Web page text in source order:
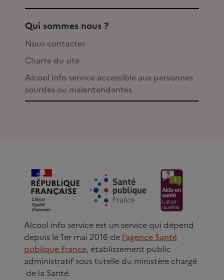
Qui sommes nous ?
Nous contacter
Charte du site
Alcool info service accessible aux personnes
sourdes ou malentendantes
Alcool info service est un service qui dépend
depuis le 1er mai 2016 de l’agence Santé
publique France, établissement public
administratif sous tutelle du ministère chargé
de la Santé.